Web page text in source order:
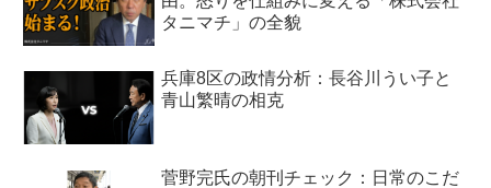
タニマチ」の全貌
兵庫8区の政情分析：長谷川うい子と
青山繁晴の相克
菅野完氏の朝刊チェック：日常のこだ